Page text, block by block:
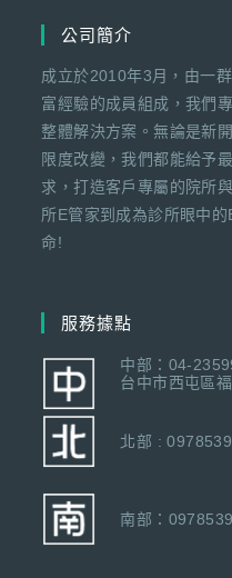
公司簡介
成立於2010年3月，由一
富經驗的成員組成，我們
整體解決方案。無論是新
限度改變，我們都能給予
求，打造客戶專屬的院所
所E管家到成為診所眼中
命!
服務據點
中部：04-
台中市西屯區
北部 :
南部：